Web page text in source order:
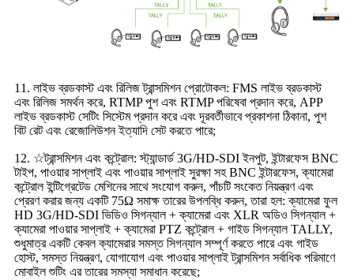
11. লাইভ ব্রডকাস্ট এবং রিলিজ ট্রান্সমিশন প্রোটোকল: FMS লাইভ ব্রডকাস্ট
এবং রিলিজ সমর্থন করে, RTMP পুশ এবং RTMP পরিষেবা প্রদান করে, APP
লাইভ ব্রডকাস্ট সেটিং সিস্টেম প্রদান করে এবং দূরবর্তীভাবে প্রকাশনা ঠিকানা, পুশ
বিট রেট এবং রেজোলিউশন ইত্যাদি সেট করতে পারে;
12. ☆ট্রান্সমিশন এবং কন্ট্রোল: স্ট্যান্ডার্ড 3G/HD-SDI ইনপুট, ইন্টারফেস BNC
টাইপ, পাওয়ার সাপ্লাই এবং পাওয়ার সাপ্লাই সুরক্ষা সহ BNC ইন্টারফেস, ক্যামেরা
কন্ট্রোল ইন্টিগ্রেটেড মেশিনের সাথে সংযোগ করুন, পাঁচটি সংকেত নিয়ন্ত্রণ এবং
প্রেরণ করার জন্য একটি 75Ω সমাক্ষ তারের উপলব্ধি করুন, তারা হল: ক্যামেরা ফুল
HD 3G/HD-SDI ভিডিও সিগন্যাল + ক্যামেরা এবং XLR অডিও সিগন্যাল +
ক্যামেরা পাওয়ার সাপ্লাই + ক্যামেরা PTZ কন্ট্রোল + গাইড সিগন্যাল TALLY,
শুধুমাত্র একটি কেবল ক্যামেরার সমস্ত সিগন্যাল সম্পূর্ণ করতে পারে এবং গাইড
হোস্ট, সমস্ত নিয়ন্ত্রণ, যোগাযোগ এবং পাওয়ার সাপ্লাই ট্রান্সমিশন সর্বাধিক পরিমাণে
মোবাইল শুটিং এর তারের সমস্যা সমাধান করেছে;